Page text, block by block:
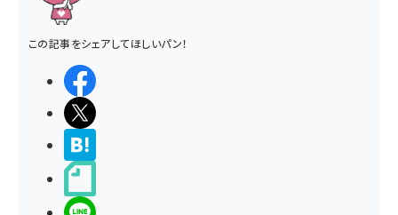
この記事をシェアしてほしいパン！